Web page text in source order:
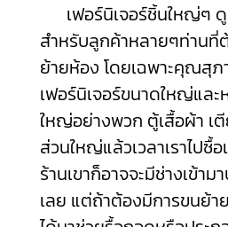
เฟอร์นิเจอร์ชิ้นใหญ่ๆ
สำหรับลูกค้าหลายๆท่านที่
ย้ายห้อง โดยเฉพาะคุณสุ
เฟอร์นิเจอร์ขนาดใหญ่และ
ใหญ่อย่างพวก ตู้เสื้อผ้า เ
ส่วนใหญ่แล้วเวลาเราไปซื้
ร้านเขาก็อาจจะมีช่างเข้า
เลย แต่ถ้าต้องมีการขนย้า